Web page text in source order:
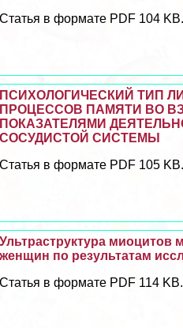
Статья в формате PDF 104
ПСИХОЛОГИЧЕСКИЙ ТИП
ПРОЦЕССОВ ПАМЯТИ ВО
ПОКАЗАТЕЛЯМИ
СОСУДИСТОЙ СИСТЕМЫ
Статья в формате PDF 105
Ультраструктура миоцитов
женщин по результатам
Статья в формате PDF 114